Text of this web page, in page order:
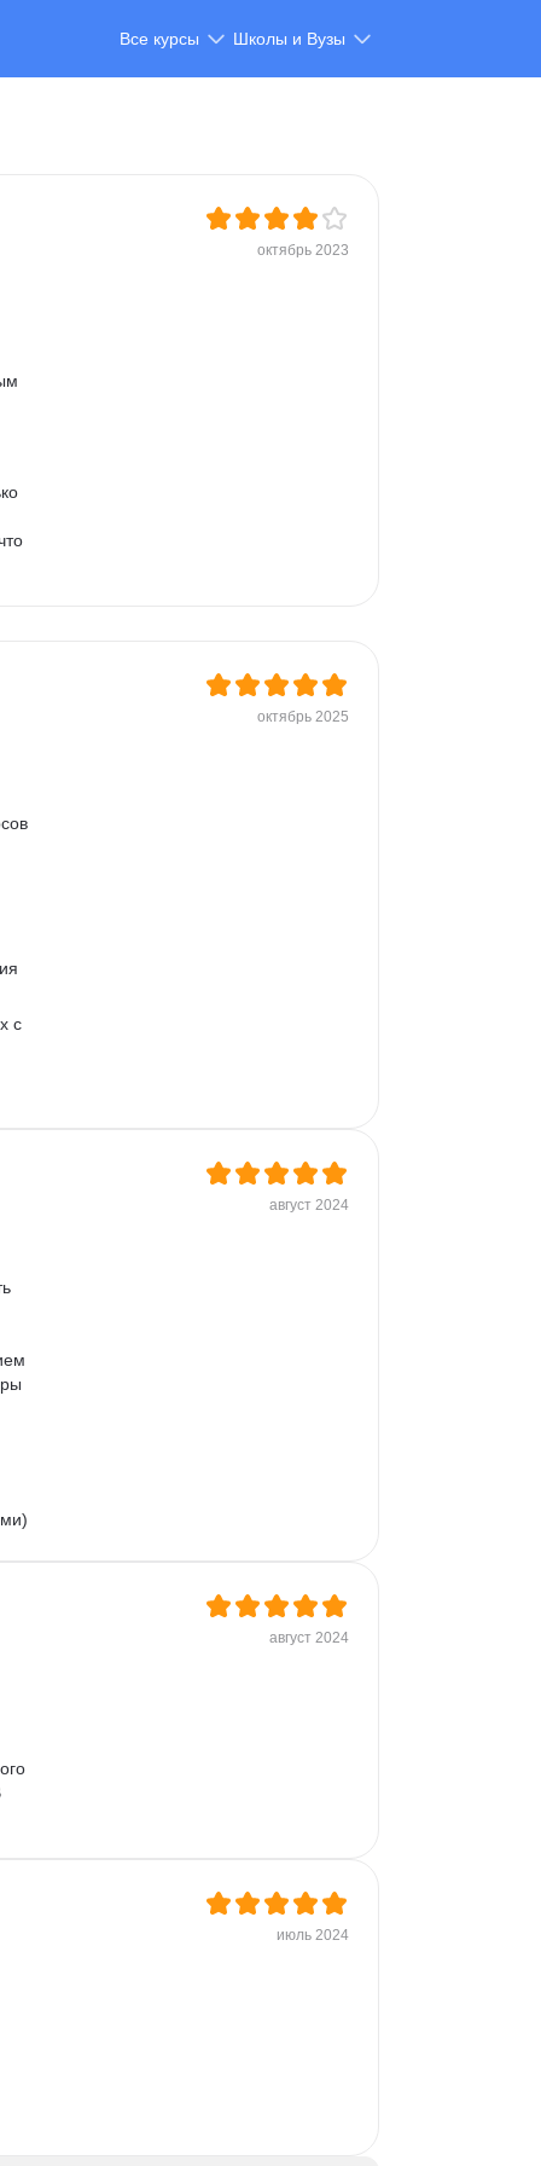
Все курсы Школы и Вузы
октябрь 2023
октябрь 2025
с
август 2024
август 2024
июль 2024